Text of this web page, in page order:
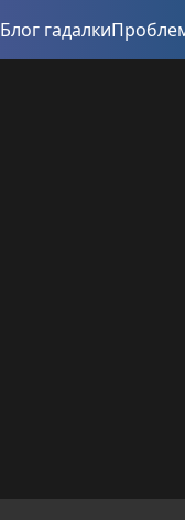
Блог гадалки